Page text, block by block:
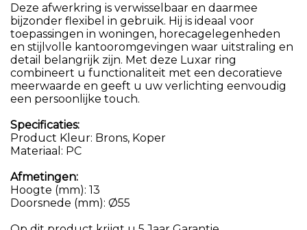
Deze afwerkring is verwisselbaar en daarmee
bijzonder flexibel in gebruik. Hij is ideaal voor
toepassingen in woningen, horecagelegenheden
en stijlvolle kantooromgevingen waar uitstraling en
detail belangrijk zijn. Met deze Luxar ring
combineert u functionaliteit met een decoratieve
meerwaarde en geeft u uw verlichting eenvoudig
een persoonlijke touch.
Specificaties:
Product Kleur: Brons, Koper
Materiaal: PC
Afmetingen:
Hoogte (mm): 13
Doorsnede (mm): Ø55